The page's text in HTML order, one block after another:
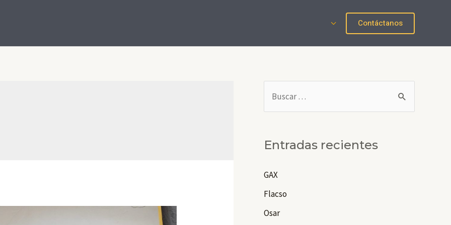
Contáctanos
c
r
p
o
Entradas recientes
GAX
Flacso
Osar